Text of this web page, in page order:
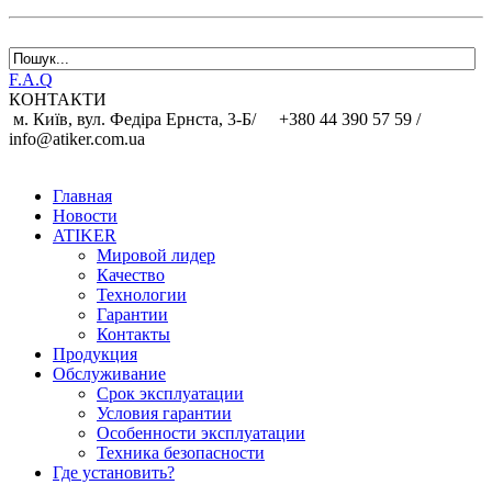
F.A.Q
КОНТАКТИ
м. Київ, вул. Федіра Ернста, 3-Б/
+380 44 390 57 59 /
info@atiker.com.ua
Главная
Новости
ATIKER
Мировой лидер
Качество
Технологии
Гарантии
Контакты
Продукция
Обслуживание
Срок эксплуатации
Условия гарантии
Особенности эксплуатации
Техника безопасности
Где установить?